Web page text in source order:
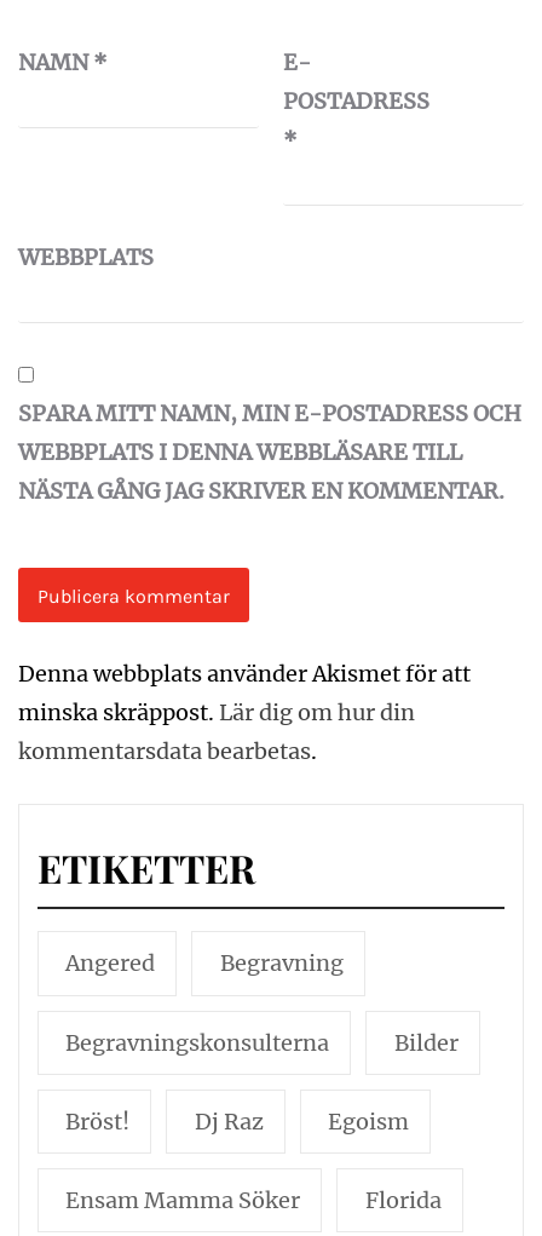
NAMN*
E-
POSTADRESS
*
WEBBPLATS
SPARA MITT NAMN, MIN E-POSTADRESS OCH
WEBBPLATS I DENNA WEBBLÄSARE TILL
NÄSTA GÅNG JAG SKRIVER EN KOMMENTAR.
Denna webbplats använder Akismet för att
minska skräppost. Lär dig om hur din
kommentarsdata bearbetas.
ETIKETTER
Angered Begravning
Begravningskonsulterna Bilder
Bröst! Dj Raz Egoism
Ensam Mamma Söker Florida